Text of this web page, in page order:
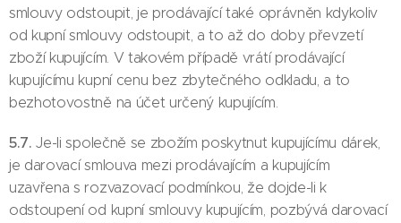
smlouvy odstoupit, je prodávající také oprávněn kdykoliv
od kupní smlouvy odstoupit, a to až do doby převzetí
zboží kupujícím. V takovém případě vrátí prodávající
kupujícímu kupní cenu bez zbytečného odkladu, a to
bezhotovostně na účet určený kupujícím.
5.7.Je-li společně se zbožím poskytnut kupujícímu dárek,
je darovací smlouva mezi prodávajícím a kupujícím
uzavřena s rozvazovací podmínkou, že dojde-li k
odstoupení od kupní smlouvy kupujícím, pozbývá darovací